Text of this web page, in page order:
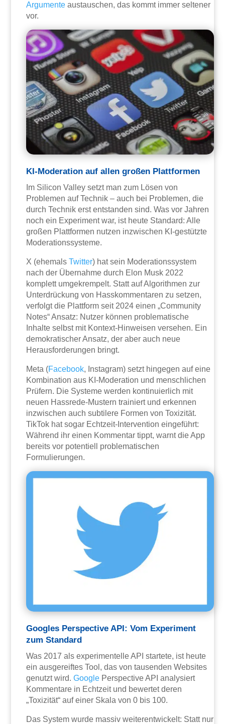
Argumente austauschen, das kommt immer seltener
vor.
KI-Moderation auf allen großen Plattformen
Im Silicon Valley setzt man zum Lösen von
Problemen auf Technik – auch bei Problemen, die
durch Technik erst entstanden sind. Was vor Jahren
noch ein Experiment war, ist heute Standard: Alle
großen Plattformen nutzen inzwischen KI-gestützte
Moderationssysteme.
X (ehemalsTwitter) hat sein Moderationssystem
nach der Übernahme durch Elon Musk 2022
komplett umgekrempelt. Statt auf Algorithmen zur
Unterdrückung von Hasskommentaren zu setzen,
verfolgt die Plattform seit 2024 einen „Community
Notes“ Ansatz: Nutzer können problematische
Inhalte selbst mit Kontext-Hinweisen versehen. Ein
demokratischer Ansatz, der aber auch neue
Herausforderungen bringt.
Meta (Facebook, Instagram) setzt hingegen auf eine
Kombination aus KI-Moderation und menschlichen
Prüfern. Die Systeme werden kontinuierlich mit
neuen Hassrede-Mustern trainiert und erkennen
inzwischen auch subtilere Formen von Toxizität.
TikTok hat sogar Echtzeit-Intervention eingeführt:
Während ihr einen Kommentar tippt, warnt die App
bereits vor potentiell problematischen
Formulierungen.
Googles Perspective API: Vom Experiment
zum Standard
Was 2017 als experimentelle API startete, ist heute
ein ausgereiftes Tool, das von tausenden Websites
genutzt wird.Google Perspective API analysiert
Kommentare in Echtzeit und bewertet deren
„Toxizität“ auf einer Skala von 0 bis 100.
Das System wurde massiv weiterentwickelt: Statt nur